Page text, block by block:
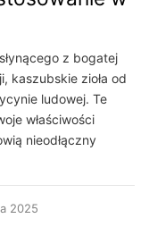
z bogatej
kaszubskie zioła od
ludowej. Te
właściwości
nieodłączny
2025